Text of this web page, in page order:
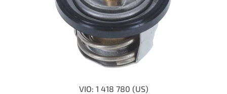
VIO: 1 418 780 (US)